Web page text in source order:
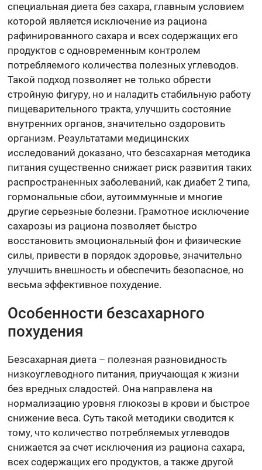
специальная диета без сахара, главным условием
которой является исключение из рациона
рафинированного сахара и всех содержащих его
продуктов с одновременным контролем
потребляемого количества полезных углеводов.
Такой подход позволяет не только обрести
стройную фигуру, но и наладить стабильную работу
пищеварительного тракта, улучшить состояние
внутренних органов, значительно оздоровить
организм. Результатами медицинских
исследований доказано, что безсахарная методика
питания существенно снижает риск развития таких
распространенных заболеваний, как диабет 2 типа,
гормональные сбои, аутоиммунные и многие
другие серьезные болезни. Грамотное исключение
сахарозы из рациона позволяет быстро
восстановить эмоциональный фон и физические
силы, привести в порядок здоровье, значительно
улучшить внешность и обеспечить безопасное, но
весьма эффективное похудение.
Особенности безсахарного
похудения
Безсахарная диета – полезная разновидность
низкоуглеводного питания, приучающая к жизни
без вредных сладостей. Она направлена на
нормализацию уровня глюкозы в крови и быстрое
снижение веса. Суть такой методики сводится к
тому, что количество потребляемых углеводов
снижается за счет исключения из рациона сахара,
всех содержащих его продуктов, а также другой